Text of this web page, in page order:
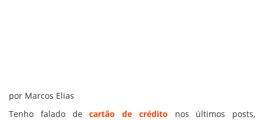
por Marcos Elias
Tenho falado decartão de crédito nos últimos posts,